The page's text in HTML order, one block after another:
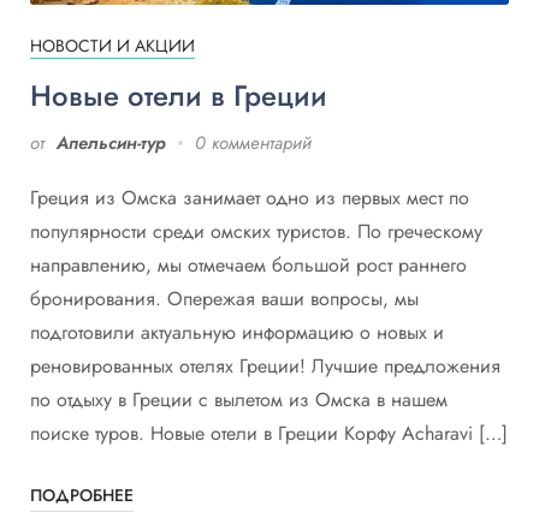
НОВОСТИ И АКЦИИ
Новые отели в Греции
от Апельсин-тур 0 комментарий
Греция из Омска занимает одно из первых мест по
популярности среди омских туристов. По греческому
направлению, мы отмечаем большой рост раннего
бронирования. Опережая ваши вопросы, мы
подготовили актуальную информацию о новых и
реновированных отелях Греции! Лучшие предложения
по отдыху в Греции с вылетом из Омска в нашем
поиске туров. Новые отели в Греции Корфу Acharavi […]
ПОДРОБНЕЕ